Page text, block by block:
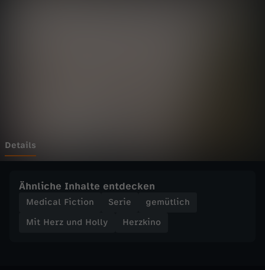
l
y
Details
Ähnliche Inhalte entdecken
Medical Fiction Serie
gemütlich
Mit Herz und Holly
Herzkino